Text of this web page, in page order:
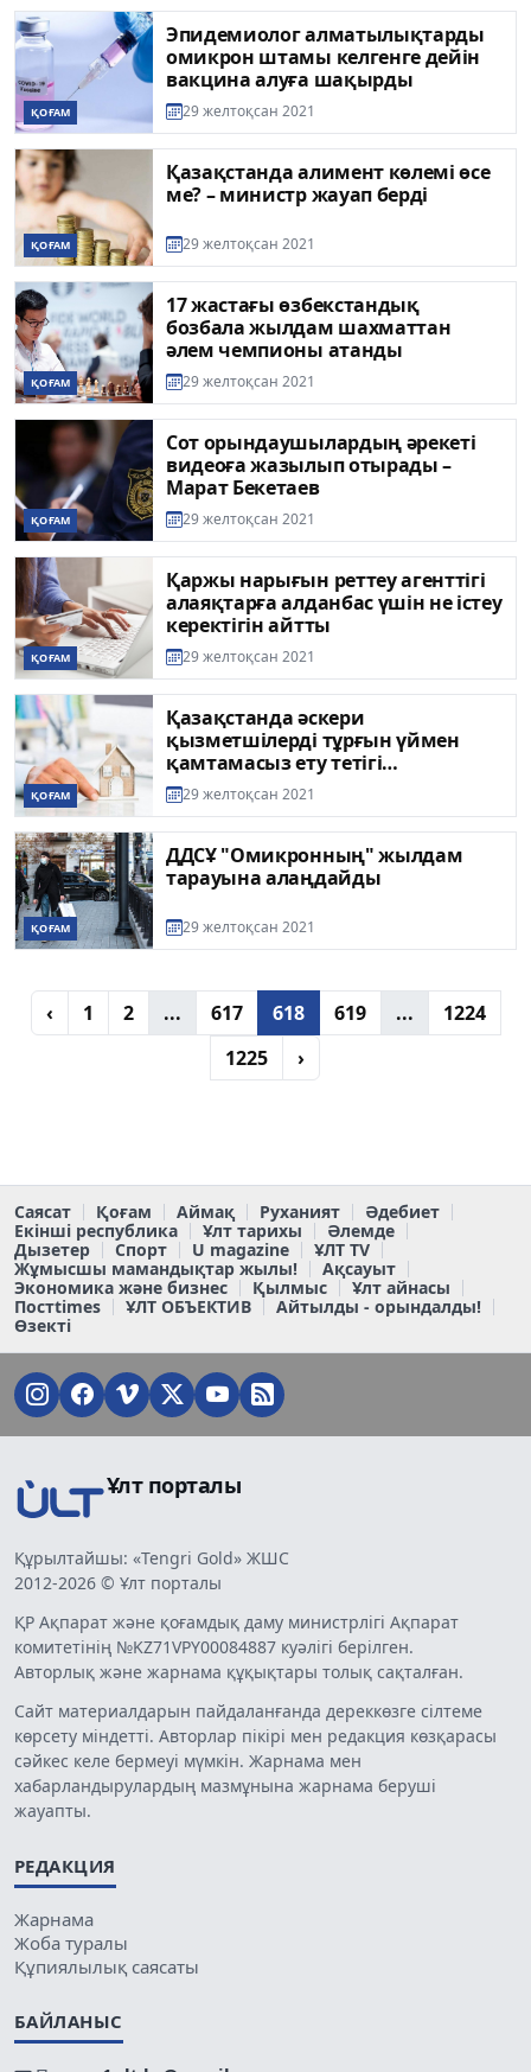
ҚОҒАМ
Эпидемиолог алматылықтарды
омикрон штамы келгенге дейін
вакцина алуға шақырды
29 желтоқсан 2021
ҚОҒАМ
Қазақстанда алимент көлемі өсе
ме? – министр жауап берді
29 желтоқсан 2021
ҚОҒАМ
17 жастағы өзбекстандық
бозбала жылдам шахматтан
әлем чемпионы атанды
29 желтоқсан 2021
ҚОҒАМ
Сот орындаушылардың әрекеті
видеоға жазылып отырады –
Марат Бекетаев
29 желтоқсан 2021
ҚОҒАМ
Қаржы нарығын реттеу агенттігі
алаяқтарға алданбас үшін не істеу
керектігін айтты
29 желтоқсан 2021
ҚОҒАМ
Қазақстанда әскери
қызметшілерді тұрғын үймен
қамтамасыз ету тетігі
жетілдірілмек
29 желтоқсан 2021
ҚОҒАМ
ДДСҰ "Омикронның" жылдам
тарауына алаңдайды
29 желтоқсан 2021
‹ 1 2 ... 617 618 619 ...
1224
1225
›
Саясат Қоғам Аймақ Руханият
Әдебиет
Екінші республика
Ұлт тарихы
Әлемде
Дызетер
Спорт U magazine
ҰЛТ TV
Жұмысшы мамандықтар жылы!
Ақсауыт
Экономика және бизнес
Қылмыс
Ұлт айнасы
Постtimes
ҰЛТ ОБЪЕКТИВ
Айтылды - орындалды!
Өзекті
Ұлт порталы
Құрылтайшы: «Tengri Gold» ЖШС
2012-2026 © Ұлт порталы
ҚР Ақпарат және қоғамдық даму министрлігі Ақпарат
комитетінің №KZ71VPY00084887 куәлігі берілген.
Авторлық және жарнама құқықтары толық сақталған.
Сайт материалдарын пайдаланғанда дереккөзге сілтеме
көрсету міндетті. Авторлар пікірі мен редакция көзқарасы
сәйкес келе бермеуі мүмкін. Жарнама мен
хабарландырулардың мазмұнына жарнама беруші
жауапты.
РЕДАКЦИЯ
Жарнама
Жоба туралы
Құпиялылық саясаты
БАЙЛАНЫС